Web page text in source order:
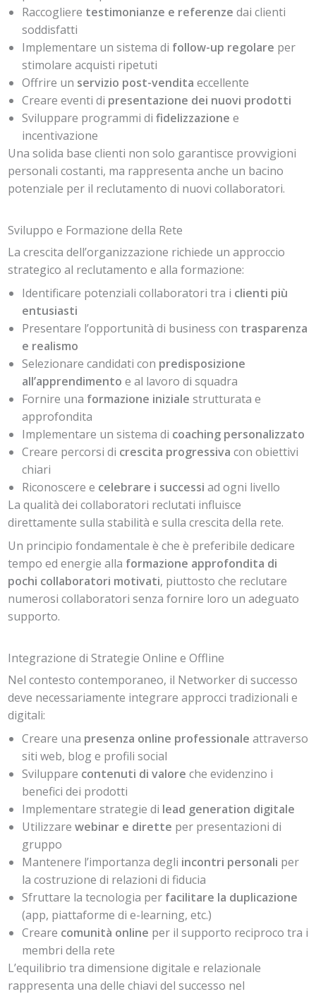
Raccogliere testimonianze e referenze dai clienti
soddisfatti
Implementare un sistema di follow-up regolare per
stimolare acquisti ripetuti
Offrire un servizio post-vendita eccellente
Creare eventi di presentazione dei nuovi prodotti
Sviluppare programmi di fidelizzazione e
incentivazione
Una solida base clienti non solo garantisce provvigioni
personali costanti, ma rappresenta anche un bacino
potenziale per il reclutamento di nuovi collaboratori.
Sviluppo e Formazione della Rete
La crescita dell’organizzazione richiede un approccio
strategico al reclutamento e alla formazione:
Identificare potenziali collaboratori tra i clienti più
entusiasti
Presentare l’opportunità di business con trasparenza
e realismo
Selezionare candidati con predisposizione
all’apprendimento e al lavoro di squadra
Fornire una formazione iniziale strutturata e
approfondita
Implementare un sistema di coaching personalizzato
Creare percorsi di crescita progressiva con obiettivi
chiari
Riconoscere e celebrare i successi ad ogni livello
La qualità dei collaboratori reclutati influisce
direttamente sulla stabilità e sulla crescita della rete.
Un principio fondamentale è che è preferibile dedicare
tempo ed energie alla formazione approfondita di
pochi collaboratori motivati, piuttosto che reclutare
numerosi collaboratori senza fornire loro un adeguato
supporto.
Integrazione di Strategie Online e Offline
Nel contesto contemporaneo, il Networker di successo
deve necessariamente integrare approcci tradizionali e
digitali:
Creare una presenza online professionale attraverso
siti web, blog e profili social
Sviluppare contenuti di valore che evidenzino i
benefici dei prodotti
Implementare strategie di lead generation digitale
Utilizzare webinar e dirette per presentazioni di
gruppo
Mantenere l’importanza degli incontri personali per
la costruzione di relazioni di fiducia
Sfruttare la tecnologia per facilitare la duplicazione
(app, piattaforme di e-learning, etc.)
Creare comunità online per il supporto reciproco tra i
membri della rete
L’equilibrio tra dimensione digitale e relazionale
rappresenta una delle chiavi del successo nel